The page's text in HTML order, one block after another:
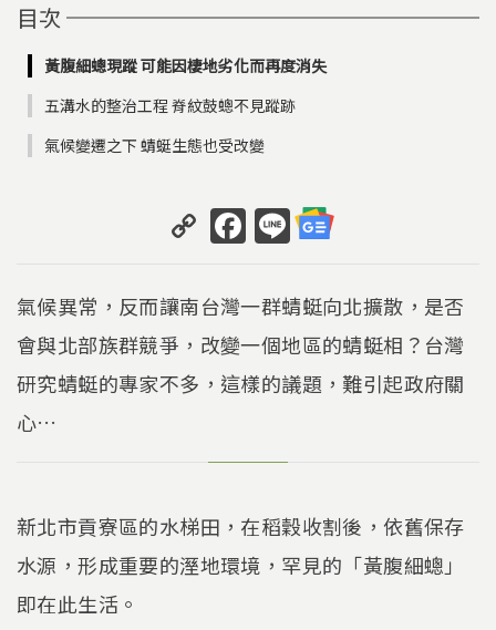
目次
黃腹細蟌現蹤 可能因棲地劣化而再度消失
五溝水的整治工程 脊紋鼓蟌不見蹤跡
氣候變遷之下 蜻蜓生態也受改變
C
o
p
y
Li
n
F
a
c
e
b
o
k
Li
n
e
氣候異常，反而讓南台灣一群蜻蜓向北擴散，是否
會與北部族群競爭，改變一個地區的蜻蜓相？台灣
研究蜻蜓的專家不多，這樣的議題，難引起政府關
心…
新北市貢寮區的水梯田，在稻穀收割後，依舊保存
水源，形成重要的溼地環境，罕見的「黃腹細蟌」
即在此生活。